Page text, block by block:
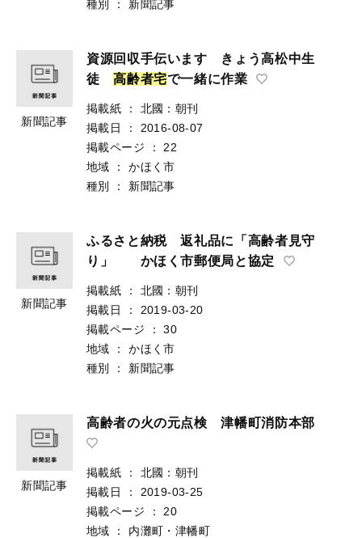
種別
： 新聞記事
新聞記事
資源回収手伝います きょう高松中生
徒高齢者宅で一緒に作業
掲載紙 ：
北國：朝刊
掲載日
：
2016-08-07
掲載ページ
：
22
地域
：
かほく市
種別
： 新聞記事
新聞記事
ふるさと納税 返礼品に「高齢者見守
り」 かほく市郵便局と協定
掲載紙 ：
北國：朝刊
掲載日
：
2019-03-20
掲載ページ
：
30
地域
：
かほく市
種別
： 新聞記事
新聞記事
高齢者の火の元点検 津幡町消防本部
掲載紙 ：
北國：朝刊
掲載日
：
2019-03-25
掲載ページ
：
20
地域
：
内灘町・津幡町